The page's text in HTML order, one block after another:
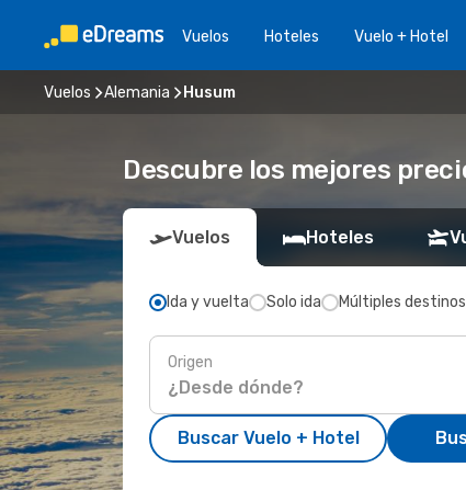
Vuelos Hoteles Vuelo + Hotel
Vuelos Alemania Husum
Descubre los mejores
Vuelos Hoteles
Ida y vuelta Solo ida Múltiples destinos
Origen
Buscar Vuelo + Hotel